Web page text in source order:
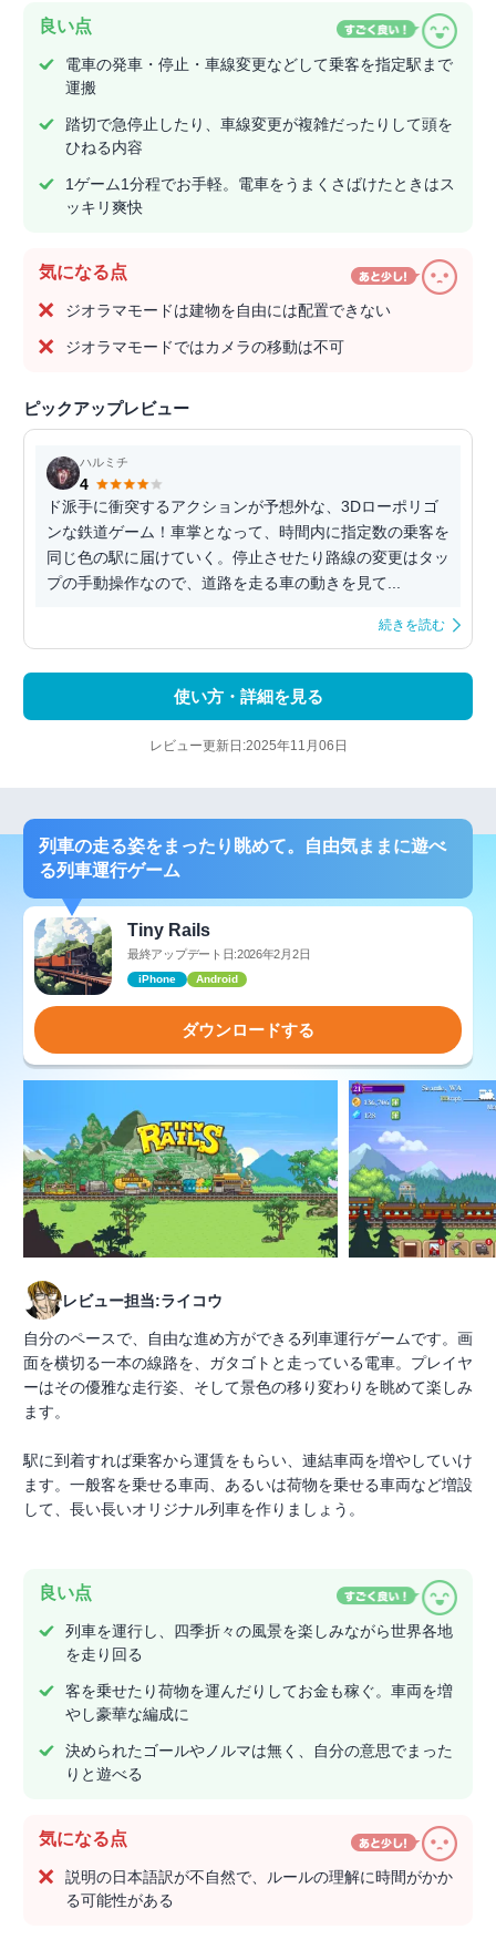
良い点
電車の発車・停止・車線変更などして乗客を指定駅まで
運搬
踏切で急停止したり、車線変更が複雑だったりして頭を
ひねる内容
1ゲーム1分程でお手軽。電車をうまくさばけたときはス
ッキリ爽快
気になる点
ジオラマモードは建物を自由には配置できない
ジオラマモードではカメラの移動は不可
ピックアップレビュー
ハルミチ
4
ド派手に衝突するアクションが予想外な、3Dローポリゴ
ンな鉄道ゲーム！車掌となって、時間内に指定数の乗客を
同じ色の駅に届けていく。停止させたり路線の変更はタッ
プの手動操作なので、道路を走る車の動きを見て...
続きを読む
使い方・詳細を見る
レビュー更新日:2025年11月06日
列車の走る姿をまったり眺めて。自由気ままに遊べ
る列車運行ゲーム
Tiny Rails
最終アップデート日:2026年2月2日
iPhone Android
ダウンロードする
レビュー担当:ライコウ
自分のペースで、自由な進め方ができる列車運行ゲームです。画
面を横切る一本の線路を、ガタゴトと走っている電車。プレイヤ
ーはその優雅な走行姿、そして景色の移り変わりを眺めて楽しみ
ます。
駅に到着すれば乗客から運賃をもらい、連結車両を増やしていけ
ます。一般客を乗せる車両、あるいは荷物を乗せる車両など増設
して、長い長いオリジナル列車を作りましょう。
良い点
列車を運行し、四季折々の風景を楽しみながら世界各地
を走り回る
客を乗せたり荷物を運んだりしてお金も稼ぐ。車両を増
やし豪華な編成に
決められたゴールやノルマは無く、自分の意思でまった
りと遊べる
気になる点
説明の日本語訳が不自然で、ルールの理解に時間がかか
る可能性がある